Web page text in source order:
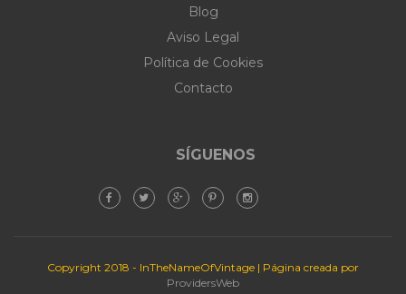
Blog
Aviso Legal
Política de Cookies
Contacto
SÍGUENOS
Copyright 2018 - InTheNameOfVintage | Página creada por
ProvidersWeb